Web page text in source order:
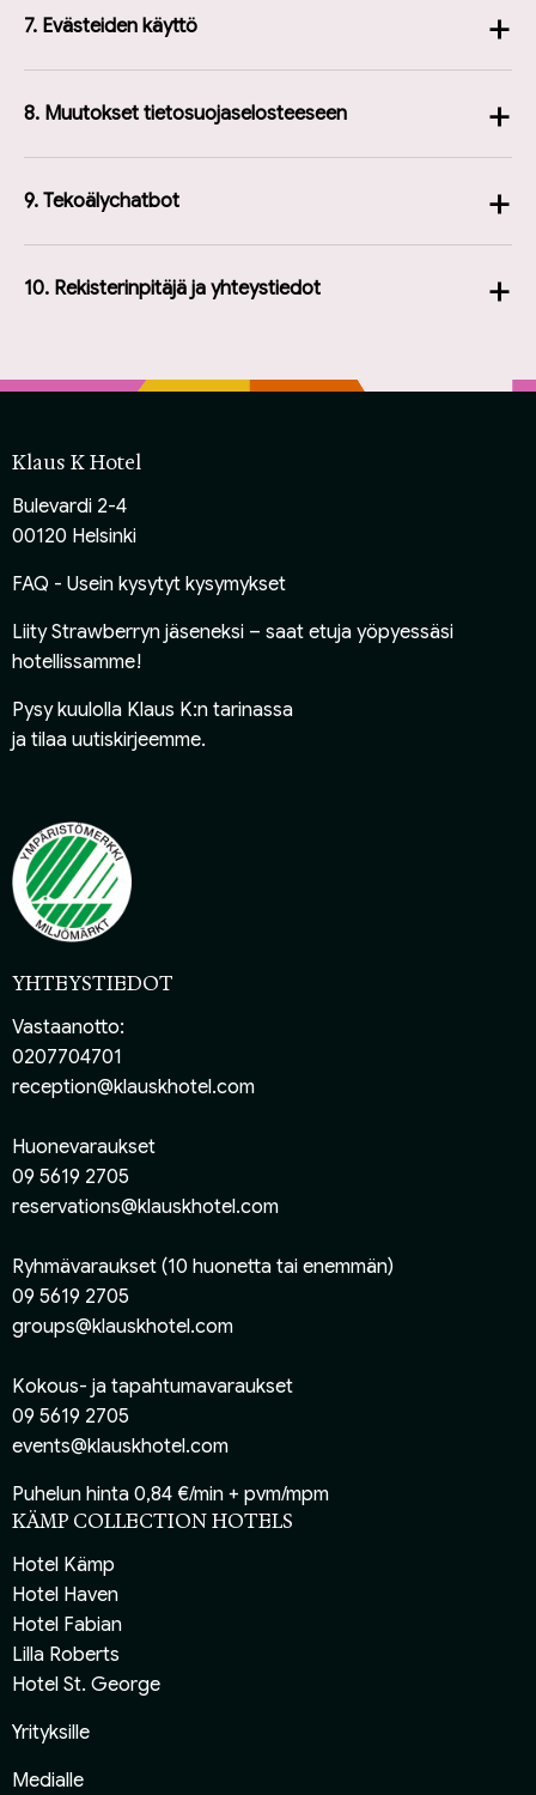
7. Evästeiden käyttö +
8. Muutokset tietosuojaselosteeseen +
9. Tekoälychatbot +
10. Rekisterinpitäjä ja yhteystiedot +
Klaus K Hotel
Bulevardi 2-4
00120 Helsinki
FAQ - Usein kysytyt kysymykset
Liity Strawberryn jäseneksi – saat etuja yöpyessäsi
hotellissamme!
Pysy kuulolla Klaus K:n tarinassa
ja tilaa uutiskirjeemme.
YHTEYSTIEDOT
Vastaanotto:
0207704701
reception@klauskhotel.com
Huonevaraukset
09 5619 2705
reservations@klauskhotel.com
Ryhmävaraukset (10 huonetta tai enemmän)
09 5619 2705
groups@klauskhotel.com
Kokous- ja tapahtumavaraukset
09 5619 2705
events@klauskhotel.com
Puhelun hinta 0,84 €/min + pvm/mpm
KÄMP COLLECTION HOTELS
Hotel Kämp
Hotel Haven
Hotel Fabian
Lilla Roberts
Hotel St. George
Yrityksille
Medialle